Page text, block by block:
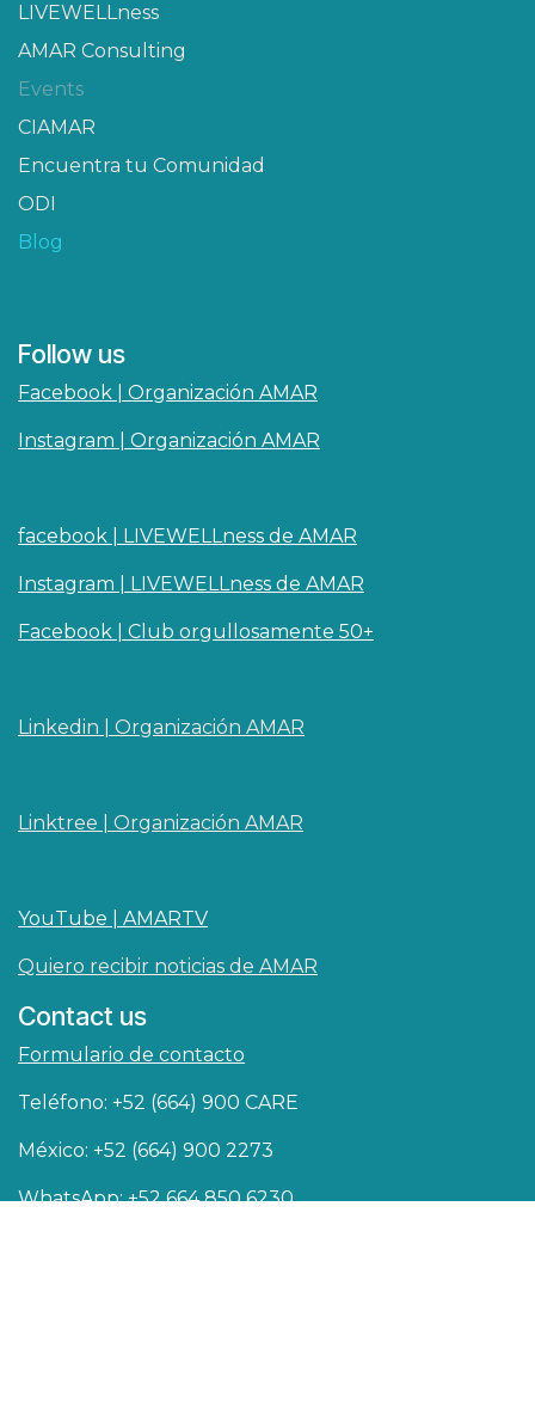
LIVEWELLness
AMAR Consulting
Events
CIAMAR​
Encuentra tu Comunidad
ODI
Blog
Follow us
Facebook | Organización AMAR
Instagram | Organización AMAR
facebook | LIVEWELLness de AMAR
Instagram | LIVEWELLness de AMAR
Facebook | Club orgullosamente 50+
Linkedin | O​rganización AMAR
Linktree | Organización AMAR
YouTube | AMARTV
Quiero recibir noticias de AMAR
Contact us
Formulario de contacto
Teléfono: +52 (664) 900 CARE
México: +52 (664) 900 2273
WhatsApp: +52 664 850 6230